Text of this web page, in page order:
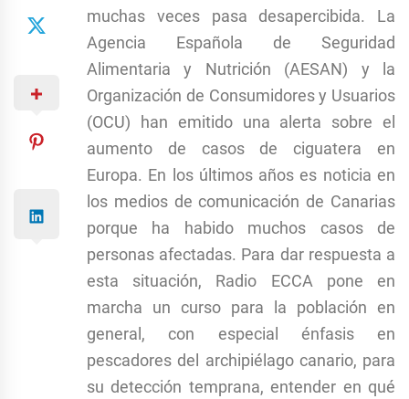
muchas veces pasa desapercibida. La
Agencia Española de Seguridad
Alimentaria y Nutrición (AESAN) y la
Organización de Consumidores y Usuarios
(OCU) han emitido una alerta sobre el
aumento de casos de ciguatera en
Europa. En los últimos años es noticia en
los medios de comunicación de Canarias
porque ha habido muchos casos de
personas afectadas. Para dar respuesta a
esta situación, Radio ECCA pone en
marcha un curso para la población en
general, con especial énfasis en
pescadores del archipiélago canario, para
su detección temprana, entender en qué